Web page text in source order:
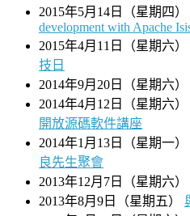
2015年5月14日（星期四）
development with Apache
2015年4月11日（星期六）
技日
2014年9月20日（星期六）
2014年4月12日（星期六）
開放源碼軟件講座
2014年1月13日（星期一）
良先生聚會
2013年12月7日（星期六）
2013年8月9日（星期五）